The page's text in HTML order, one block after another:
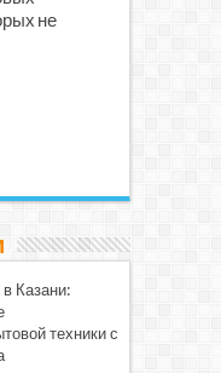
не
Казани:
техники с